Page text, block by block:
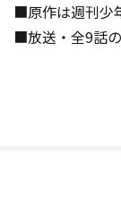
■原作は週刊少
■放送・全9話